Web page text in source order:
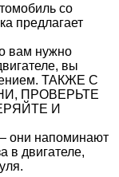
со
предлагает
вам нужно
вы
ТАКЖЕ С
ПРОВЕРЬТЕ
И
напоминают
в двигателе,